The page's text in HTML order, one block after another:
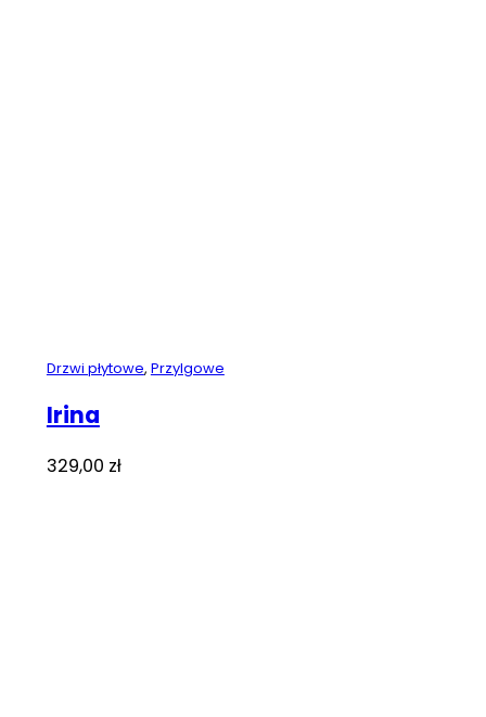
Drzwi płytowe, Przylgowe
Irina
329,00 zł